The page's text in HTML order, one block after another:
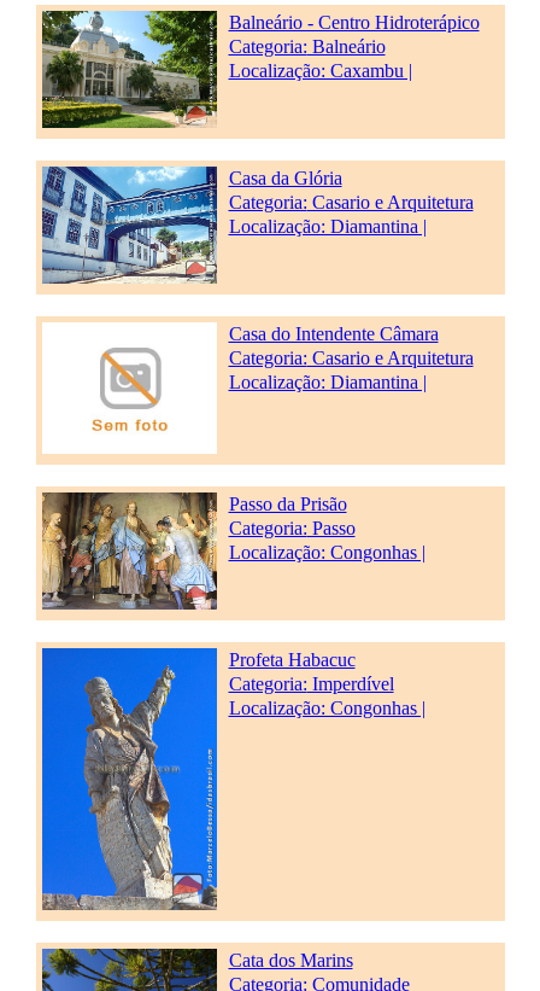
Balneário - Centro Hidroterápico
Categoria: Balneário
Localização: Caxambu |
Casa da Glória
Categoria: Casario e Arquitetura
Localização: Diamantina |
Casa do Intendente Câmara
Categoria: Casario e Arquitetura
Localização: Diamantina |
Passo da Prisão
Categoria: Passo
Localização: Congonhas |
Profeta Habacuc
Categoria: Imperdível
Localização: Congonhas |
Cata dos Marins
Categoria: Comunidade